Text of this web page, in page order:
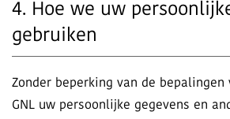
4. Hoe we uw
gebruiken
Zonder beperking van de bepalingen
GNL uw persoonlijke gegevens en